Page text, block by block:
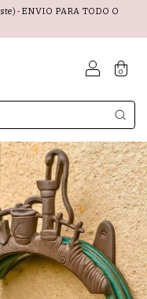
- ENVIO PARA TODO O
0